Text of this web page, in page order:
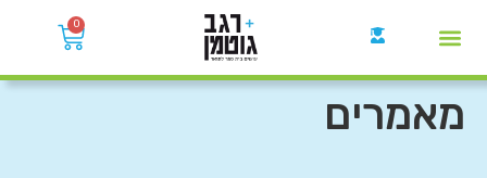
0
מאמרים